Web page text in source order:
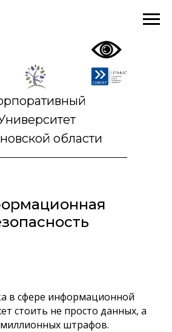
области
в сфере информационной
стоить не просто данных, а
штрафов.